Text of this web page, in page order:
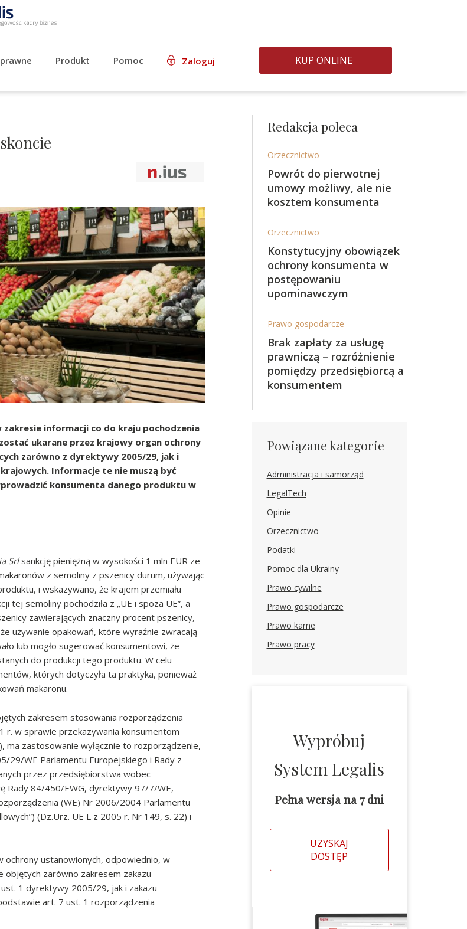
Produkt Pomoc Zaloguj KUP ONLINE
informacji co do kraju pochodzenia
ukarane przez krajowy organ ochrony
zarówno z dyrektywy 2005/29, jak i
Informacje te nie muszą być
konsumenta danego produktu w
Srlsankcję pieniężną w wysokości 1 mln EUR ze
z semoliny z pszenicy durum, używając
i wskazywano, że krajem przemiału
tej semoliny pochodziła z „UE i spoza UE”, a
zawierających znaczny procent pszenicy,
używanie opakowań, które wyraźnie zwracają
lub mogło sugerować konsumentowi, że
do produkcji tego produktu. W celu
których dotyczyła ta praktyka, ponieważ
makaronu.
zakresem stosowania rozporządzenia
r. w sprawie przekazywania konsumentom
ma zastosowanie wyłącznie to rozporządzenie,
29/WE Parlamentu Europejskiego i Rady z
przez przedsiębiorstwa wobec
Rady 84/450/EWG, dyrektywy 97/7/WE,
(WE) Nr 2006/2004 Parlamentu
(Dz.Urz. UE L z 2005 r. Nr 149, s. 22) i
ochrony ustanowionych, odpowiednio, w
zarówno zakresem zakazu
1 dyrektywy 2005/29, jak i zakazu
art. 7 ust. 1 rozporządzenia
Redakcja poleca
Orzecznictwo
Powrót do pierwotnej
umowy możliwy, ale nie
kosztem konsumenta
Orzecznictwo
Konstytucyjny obowiązek
ochrony konsumenta w
postępowaniu
upominawczym
Prawo gospodarcze
Brak zapłaty za usługę
prawniczą – rozróżnienie
pomiędzy przedsiębiorcą a
konsumentem
Powiązane kategorie
Administracja i samorząd
LegalTech
Opinie
Orzecznictwo
Podatki
Pomoc dla Ukrainy
Prawo cywilne
Prawo gospodarcze
Prawo karne
Prawo pracy
Wypróbuj
System Legalis
Pełna wersja na 7 dni
UZYSKAJ
DOSTĘP